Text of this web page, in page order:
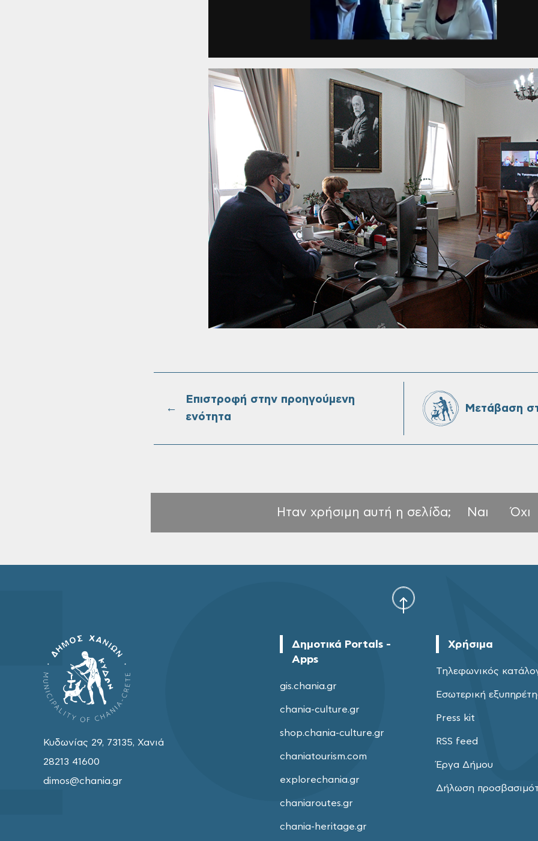
←
Επιστροφή στην προηγούμενη
ενότητα
Μετάβαση
Ηταν χρήσιμη αυτή η σελίδα; Ναι Όχι
Κυδωνίας 29, 73135, Χανιά
28213 41600
dimos@chania.gr
Δημοτικά Portals -
Apps
gis.chania.gr
chania-culture.gr
shop.chania-culture.gr
chaniatourism.com
explorechania.gr
chaniaroutes.gr
chania-heritage.gr
Χρήσιμα
Τηλεφωνικός
Εσωτερική
Press kit
RSS feed
Έργα Δήμου
Δήλωση